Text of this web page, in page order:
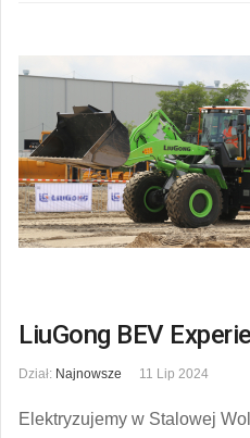
LiuGong BEV
Dział: Najnowsze 11 Lip 2024
Elektryzujemy w Stalowej